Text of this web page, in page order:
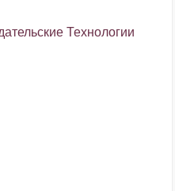
Технологии